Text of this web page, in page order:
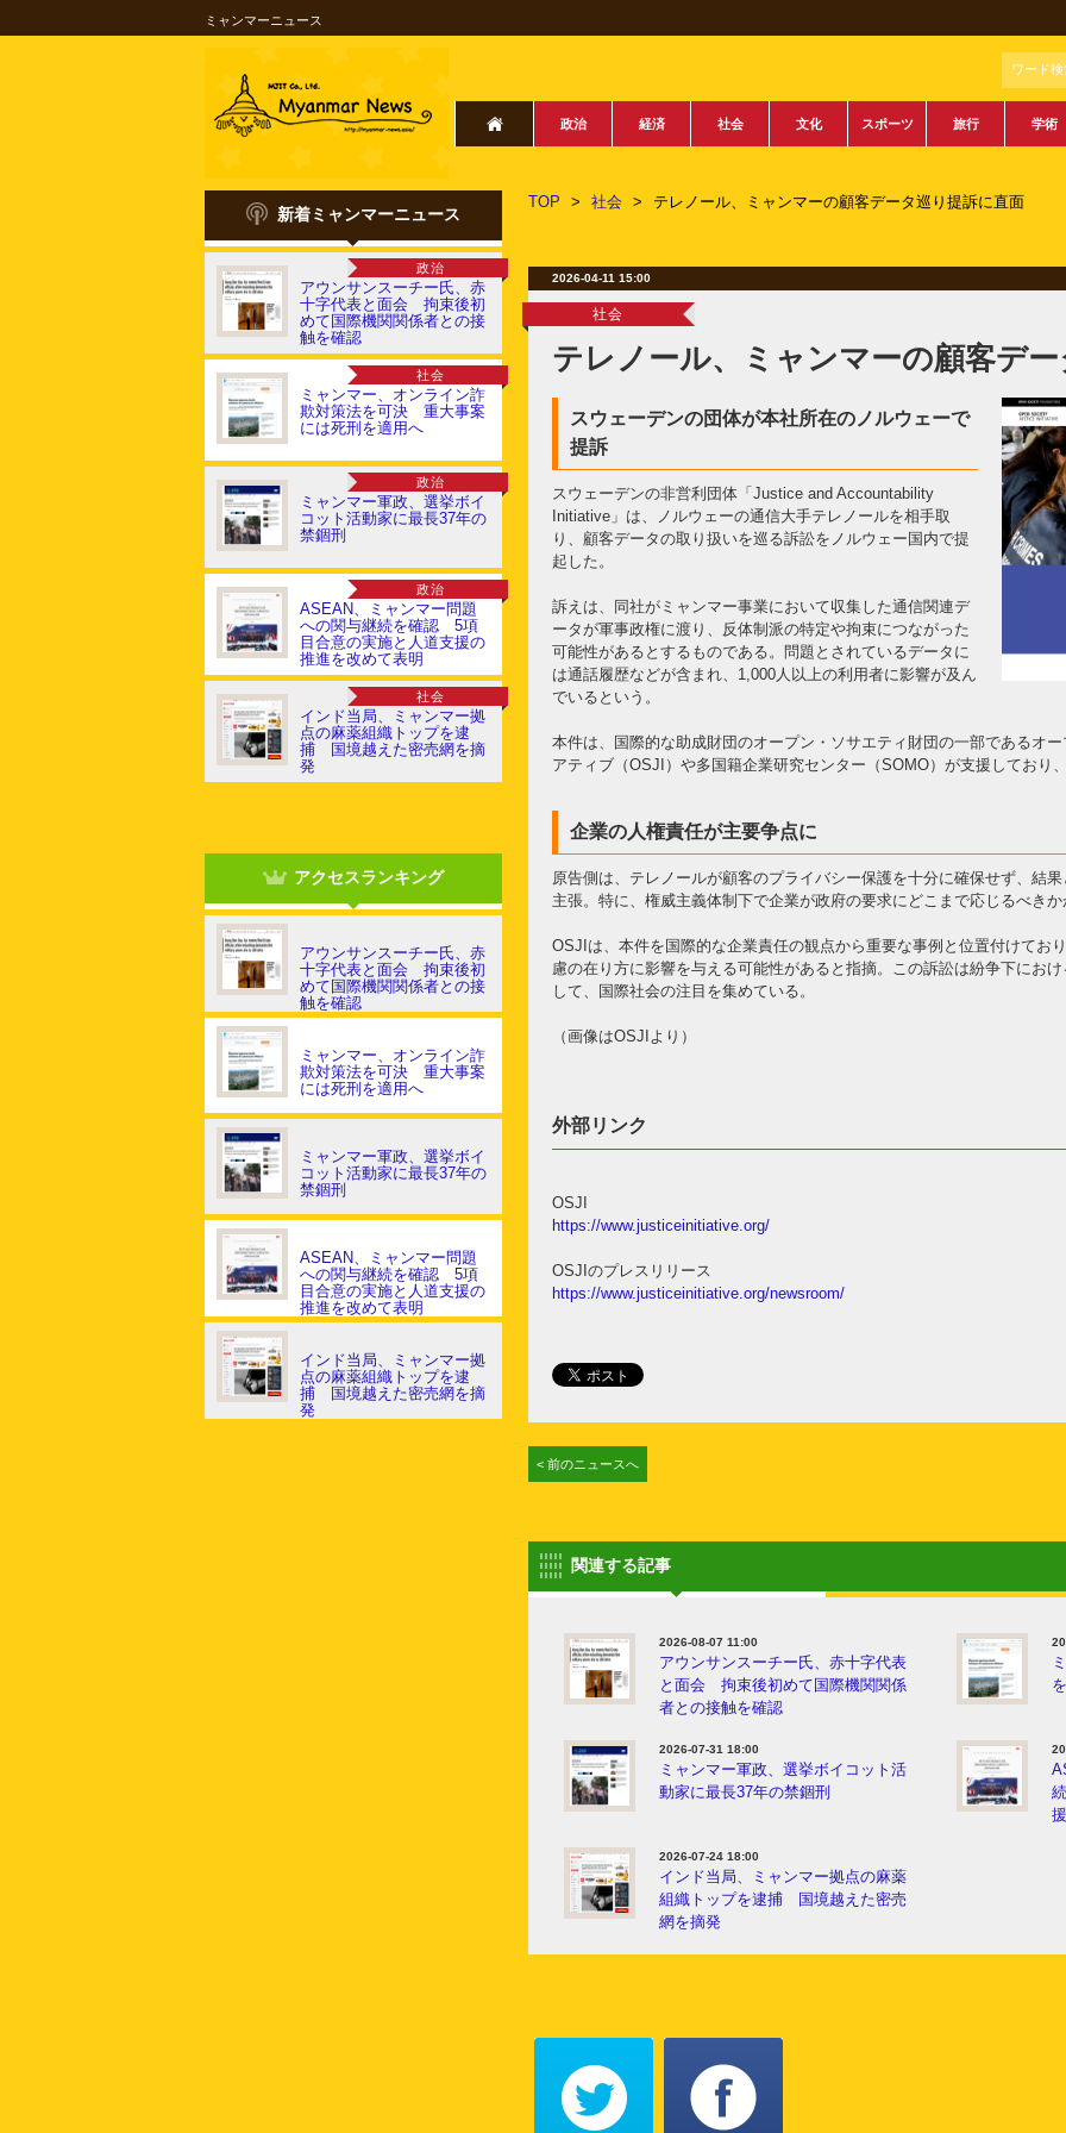
ミャンマーニュース
ワード検
政治 経済 社会 文化 スポーツ 旅行 学術
新着ミャンマーニュース
政治
アウンサンスーチー氏、赤
十字代表と面会 拘束後初
めて国際機関関係者との接
触を確認
社会
ミャンマー、オンライン詐
欺対策法を可決 重大事案
には死刑を適用へ
政治
ミャンマー軍政、選挙ボイ
コット活動家に最長37年の
禁錮刑
政治
ASEAN、ミャンマー問題
への関与継続を確認 5項
目合意の実施と人道支援の
推進を改めて表明
社会
インド当局、ミャンマー拠
点の麻薬組織トップを逮
捕 国境越えた密売網を摘
発
アクセスランキング
アウンサンスーチー氏、赤
十字代表と面会 拘束後初
めて国際機関関係者との接
触を確認
ミャンマー、オンライン詐
欺対策法を可決 重大事案
には死刑を適用へ
ミャンマー軍政、選挙ボイ
コット活動家に最長37年の
禁錮刑
ASEAN、ミャンマー問題
への関与継続を確認 5項
目合意の実施と人道支援の
推進を改めて表明
インド当局、ミャンマー拠
点の麻薬組織トップを逮
捕 国境越えた密売網を摘
発
TOP > 社会 > テレノール、ミャンマーの顧客データ巡り提訴に直面
2026-04-11 15:00
社会
テレノール、ミャンマーの顧客デ
スウェーデンの団体が本社所在のノルウェーで
提訴
スウェーデンの非営利団体「Justice and Accountability
Initiative」は、ノルウェーの通信大手テレノールを相手取
り、顧客データの取り扱いを巡る訴訟をノルウェー国内で提
起した。
訴えは、同社がミャンマー事業において収集した通信関連デ
ータが軍事政権に渡り、反体制派の特定や拘束につながった
可能性があるとするものである。問題とされているデータに
は通話履歴などが含まれ、1,000人以上の利用者に影響が及ん
でいるという。
本件は、国際的な助成財団のオープン・ソサエティ財団の一部であるオ
アティブ（OSJI）や多国籍企業研究センター（SOMO）が支援しており
企業の人権責任が主要争点に
原告側は、テレノールが顧客のプライバシー保護を十分に確保せず、結
主張。特に、権威主義体制下で企業が政府の要求にどこまで応じるべきか
OSJIは、本件を国際的な企業責任の観点から重要な事例と位置付けてお
慮の在り方に影響を与える可能性があると指摘。この訴訟は紛争下にお
して、国際社会の注目を集めている。
（画像はOSJIより）
外部リンク
OSJI
https://www.justiceinitiative.org/
OSJIのプレスリリース
https://www.justiceinitiative.org/newsroom/
< 前のニュースへ
関連する記事
2026-08-07 11:00
アウンサンスーチー氏、赤十字代表
と面会 拘束後初めて国際機関関係
者との接触を確認
2026-07-31 18:00
ミャンマー軍政、選挙ボイコット活
動家に最長37年の禁錮刑
2026-07-24 18:00
インド当局、ミャンマー拠点の麻薬
組織トップを逮捕 国境越えた密売
網を摘発